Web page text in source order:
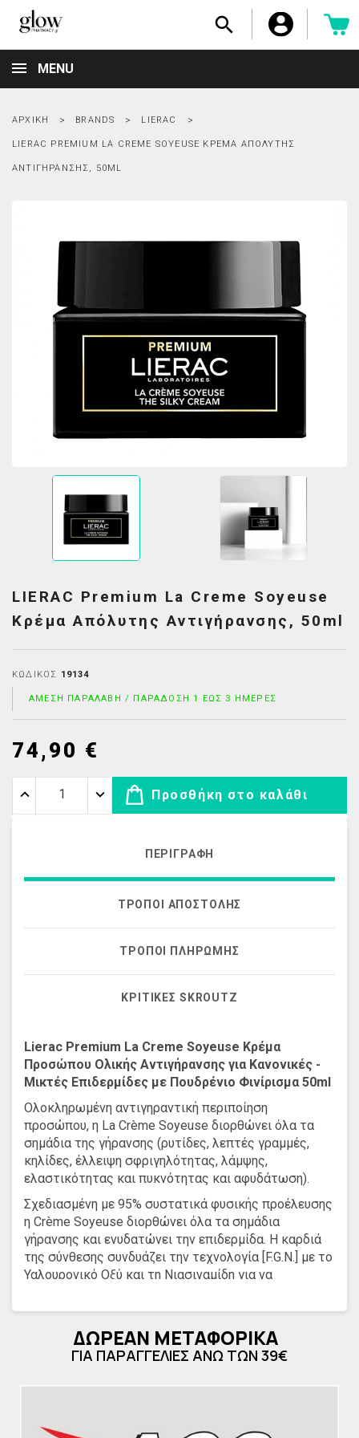

MENU
ΑΡΧΙΚΉ BRANDS LIERAC
LIERAC PREMIUM LA CREME SOYEUSE ΚΡΈΜΑ ΑΠΌΛΥΤΗΣ
ΑΝΤΙΓΉΡΑΝΣΗΣ, 50ML
LIERAC Premium La Creme Soyeuse
Κρέμα Απόλυτης Αντιγήρανσης, 50ml
ΚΩΔΙΚΌΣ 19134
ΆΜΕΣΗ ΠΑΡΑΛΑΒΉ / ΠΑΡΆΔΟΣΗ 1 ΈΩΣ 3 ΗΜΈΡΕΣ
74,90 €
Προσθήκη στο καλάθι
ΠΕΡΙΓΡΑΦΉ
ΤΡΌΠΟΙ ΑΠΟΣΤΟΛΉΣ
ΤΡΌΠΟΙ ΠΛΗΡΩΜΉΣ
ΚΡΙΤΙΚΈΣ SKROUTZ
Lierac Premium La Creme Soyeuse Κρέμα
Προσώπου Ολικής Αντιγήρανσης για Κανονικές -
Μικτές Επιδερμίδες με Πουδρένιο Φινίρισμα 50ml
Ολοκληρωμένη αντιγηραντική περιποίηση
προσώπου, η La Crème Soyeuse διορθώνει όλα τα
σημάδια της γήρανσης (ρυτίδες, λεπτές γραμμές,
κηλίδες, έλλειψη σφριγηλότητας, λάμψης,
ελαστικότητας και πυκνότητας και αφυδάτωση).
Σχεδιασμένη με 95% συστατικά φυσικής προέλευσης
η Crème Soyeuse διορθώνει όλα τα σημάδια
γήρανσης και ενυδατώνει την επιδερμίδα. Η καρδιά
της σύνθεσης συνδυάζει την τεχνολογία [F.G.N.] με το
Υαλουρονικό Οξύ και τη Νιασιναμίδη για να
επιδερμίδας.
- Εμπλουτισμένη με πούδρα φυτικής προέλευσης, χαρίζει
ένα απαλό πουδρένιο φινίρισμα.
- Η πλούσια και φίνα κρεμώδης υφή της γλιστράει στην
ΔΩΡΕΑΝ ΜΕΤΑΦΟΡΙΚΑ
ΓΙΑ ΠΑΡΑΓΓΕΛΙΕΣ ΑΝΩ ΤΩΝ 39€